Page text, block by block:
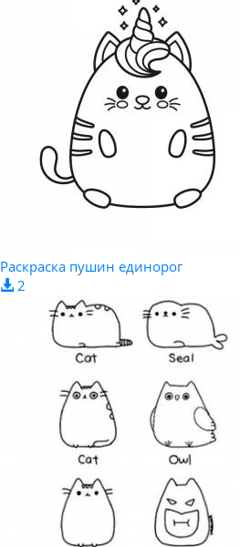
Раскраска пушин единорог
2